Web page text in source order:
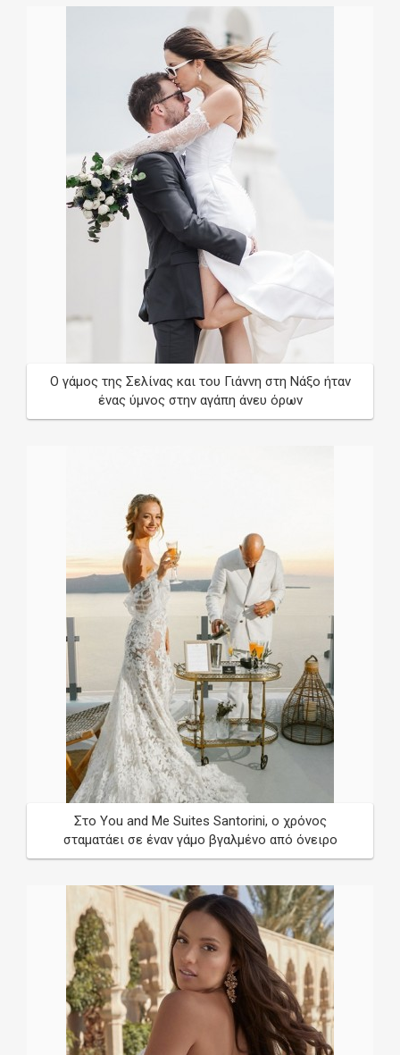
Ο γάμος της Σελίνας και του Γιάννη στη Νάξο ήταν
ένας ύμνος στην αγάπη άνευ όρων
Στο You and Me Suites Santorini, o χρόνος
σταματάει σε έναν γάμο βγαλμένο από όνειρο